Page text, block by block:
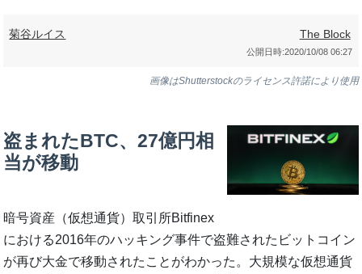
菊谷ルイス The Block
公開日時:2020/10/08 06:27
画像はShutterstockのライセンス許諾により使用
盗まれたBTC、27億円相
当が移動
暗号資産（仮想通貨）取引所Bitfinex
における2016年のハッキング事件で盗難されたビットコイン
が再び大金で移動されたことがわかった。大規模な仮想通貨